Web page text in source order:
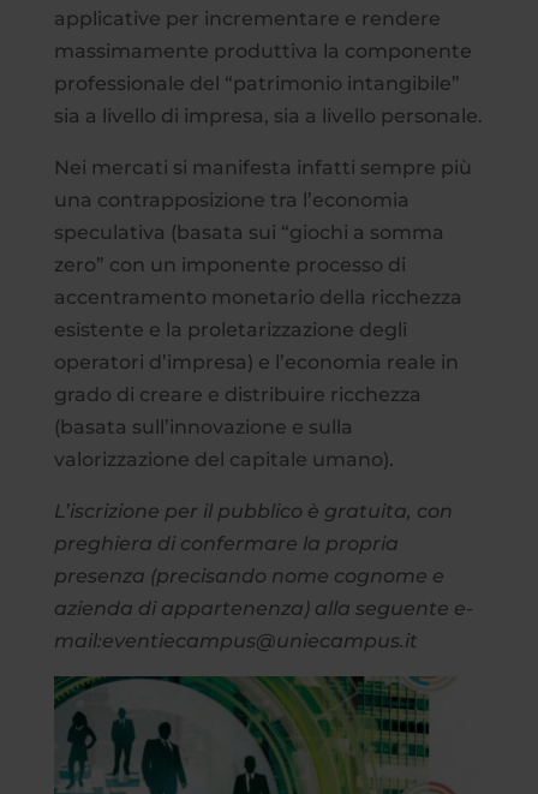
applicative per incrementare e rendere
massimamente produttiva la componente
professionale del “patrimonio intangibile”
sia a livello di impresa, sia a livello personale.
Nei mercati si manifesta infatti sempre più
una contrapposizione tra l’economia
speculativa (basata sui “giochi a somma
zero” con un imponente processo di
accentramento monetario della ricchezza
esistente e la proletarizzazione degli
operatori d’impresa) e l’economia reale in
grado di creare e distribuire ricchezza
(basata sull’innovazione e sulla
valorizzazione del capitale umano).
L’iscrizione per il pubblico è gratuita, con
preghiera di confermare la propria
presenza (precisando nome cognome e
azienda di appartenenza) alla seguente e-
mail:eventiecampus@uniecampus.it